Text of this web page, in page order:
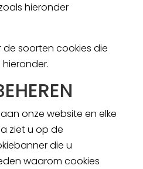
hieronder
soorten cookies die
onze website en elke
ziet u op de
die u
waarom cookies